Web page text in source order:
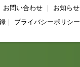
お問い合わせ｜ お知らせ
｜ プライバシーポリシー